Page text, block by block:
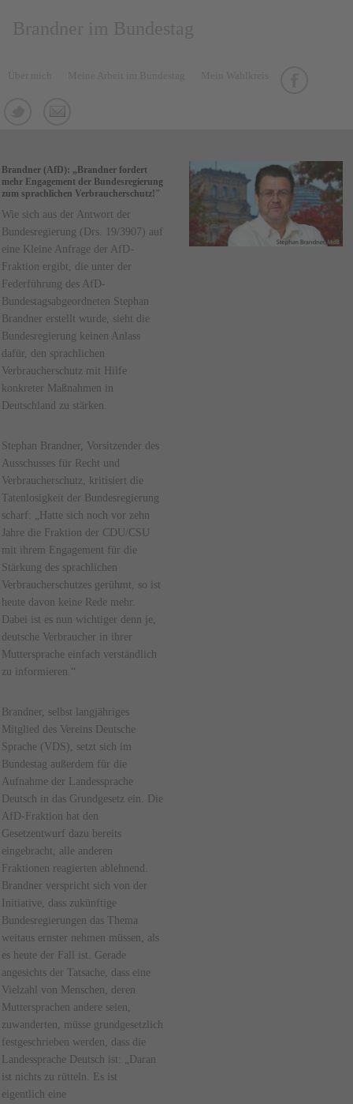
Brandner (AfD): „Brandner fordert
mehr Engagement der Bundesregierung
zum sprachlichen Verbraucherschutz!"
Wie sich aus der Antwort der
Bundesregierung (Drs. 19/3907) auf
eine Kleine Anfrage der AfD-
Fraktion ergibt, die unter der
Federführung des AfD-
Bundestagsabgeordneten Stephan
Brandner erstellt wurde, sieht die
Bundesregierung keinen Anlass
dafür, den sprachlichen
Verbraucherschutz mit Hilfe
konkreter Maßnahmen in
Deutschland zu stärken.
Stephan Brandner, Vorsitzender des
Ausschusses für Recht und
Verbraucherschutz, kritisiert die
Tatenlosigkeit der Bundesregierung
scharf: „Hatte sich noch vor zehn
Jahre die Fraktion der CDU/CSU
mit ihrem Engagement für die
Stärkung des sprachlichen
Verbraucherschutzes gerühmt, so ist
heute davon keine Rede mehr.
Dabei ist es nun wichtiger denn je,
deutsche Verbraucher in ihrer
Muttersprache einfach verständlich
zu informieren.“
Brandner, selbst langjähriges
Mitglied des Vereins Deutsche
Sprache (VDS), setzt sich im
Bundestag außerdem für die
Aufnahme der Landessprache
Deutsch in das Grundgesetz ein. Die
AfD-Fraktion hat den
Gesetzentwurf dazu bereits
eingebracht, alle anderen
Fraktionen reagierten ablehnend.
Brandner verspricht sich von der
Initiative, dass zukünftige
Bundesregierungen das Thema
weitaus ernster nehmen müssen, als
es heute der Fall ist. Gerade
angesichts der Tatsache, dass eine
Vielzahl von Menschen, deren
Muttersprachen andere seien,
zuwanderten, müsse grundgesetzlich
festgeschrieben werden, dass die
Landessprache Deutsch ist: „Daran
ist nichts zu rütteln. Es ist
eigentlich eine